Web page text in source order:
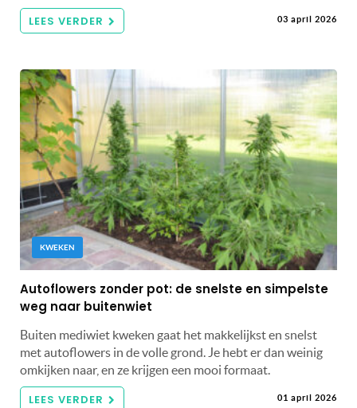
LEES VERDER 03 april 2026
KWEKEN
Autoflowers zonder pot: de snelste en simpelste
weg naar buitenwiet
Buiten mediwiet kweken gaat het makkelijkst en snelst
met autoflowers in de volle grond. Je hebt er dan weinig
omkijken naar, en ze krijgen een mooi formaat.
LEES VERDER 01 april 2026